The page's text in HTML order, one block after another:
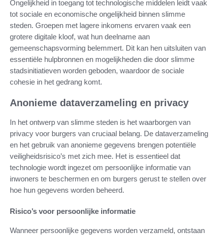
Ongelijkheid in toegang tot technologische middelen leidt vaak
tot sociale en economische ongelijkheid binnen slimme
steden. Groepen met lagere inkomens ervaren vaak een
grotere digitale kloof, wat hun deelname aan
gemeenschapsvorming belemmert. Dit kan hen uitsluiten van
essentiële hulpbronnen en mogelijkheden die door slimme
stadsinitiatieven worden geboden, waardoor de sociale
cohesie in het gedrang komt.
Anonieme dataverzameling en privacy
In het ontwerp van slimme steden is het waarborgen van
privacy voor burgers van cruciaal belang. De dataverzameling
en het gebruik van anonieme gegevens brengen potentiële
veiligheidsrisico’s met zich mee. Het is essentieel dat
technologie wordt ingezet om persoonlijke informatie van
inwoners te beschermen en om burgers gerust te stellen over
hoe hun gegevens worden beheerd.
Risico’s voor persoonlijke informatie
Wanneer persoonlijke gegevens worden verzameld, ontstaan